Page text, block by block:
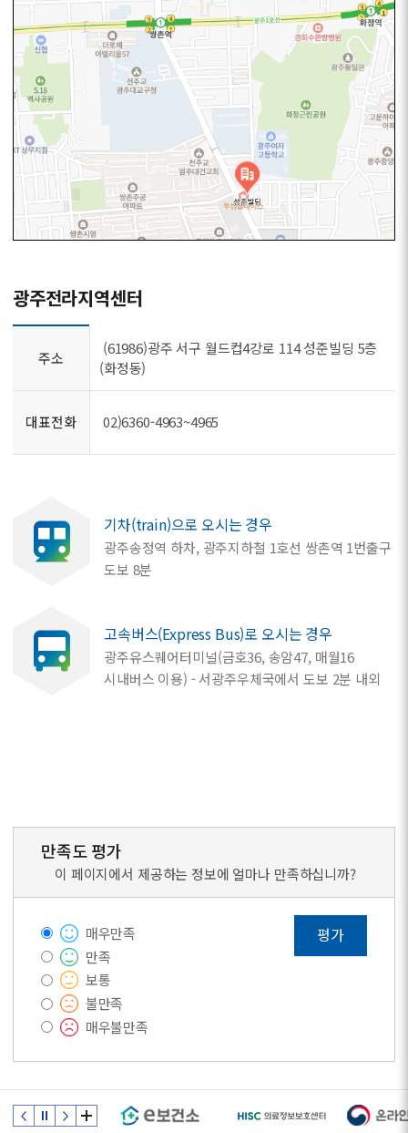
광주전라지역센터
주소
(61986)광주 서구 월드컵4강로 114 성준빌딩 5층
(화정동)
대표전화 02)6360-4963~4965
기차(train)으로 오시는 경우
광주송정역 하차, 광주지하철 1호선 쌍촌역 1번출구
도보 8분
고속버스(Express Bus)로 오시는 경우
광주유스퀘어터미널(금호36, 송암47, 매월16
시내버스 이용) - 서광주우체국에서 도보 2분 내외
만족도 평가
이 페이지에서 제공하는 정보에 얼마나 만족하십니까?
매우만족
만족
보통
불만족
매우불만족
평가